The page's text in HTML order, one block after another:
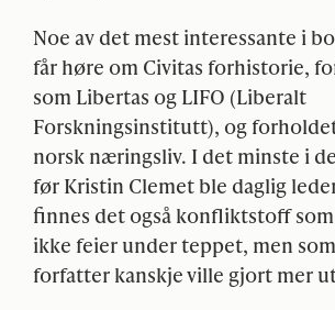
Noe av det mest interessante i
får høre om Civitas forhistorie,
som Libertas og LIFO (Liberalt
Forskningsinstitutt), og
norsk næringsliv. I det minste i
før Kristin Clemet ble daglig
finnes det også konfliktstoff
ikke feier under teppet, men
forfatter kanskje ville gjort mer